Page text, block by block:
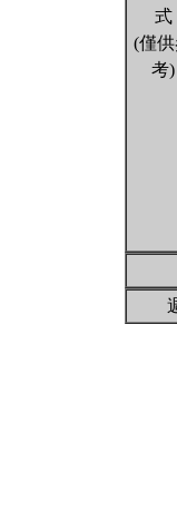
式
(僅
考)